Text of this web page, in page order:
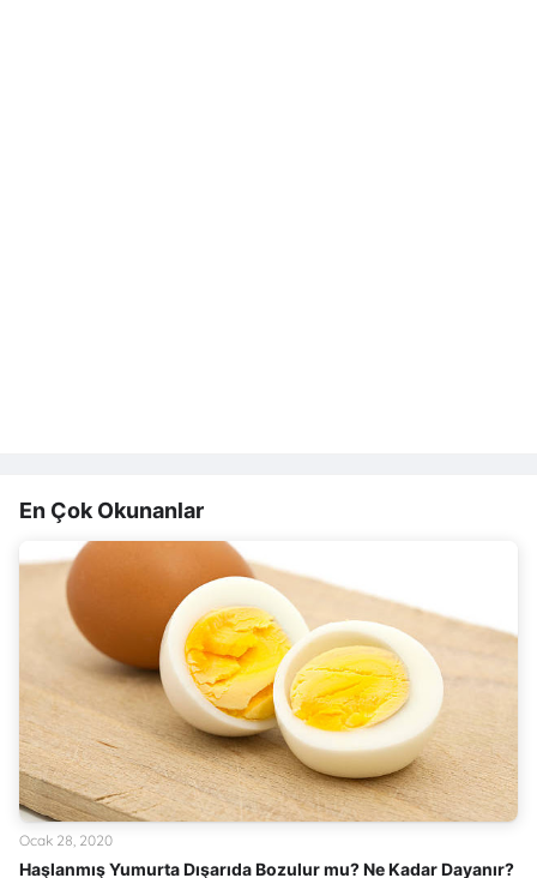
En Çok Okunanlar
Haşlanmış Yumurta Dışarıda Bozulur mu? Ne Kadar Dayanır?
Ocak 28, 2020